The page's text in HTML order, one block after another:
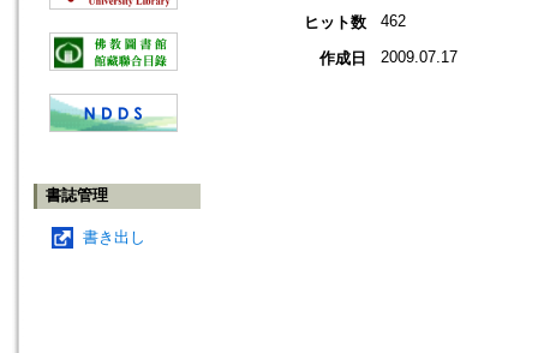
書誌管理
書き出し
ヒット数
462
作成日 2009.07.17